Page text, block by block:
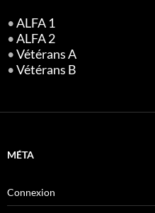
•ALFA 1
•ALFA 2
•Vétérans A
•Vétérans B
MÉTA
Connexion